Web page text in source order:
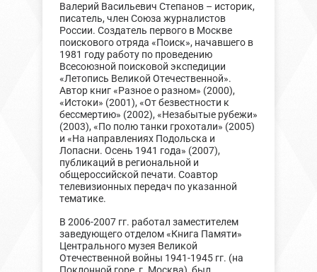
Валерий Васильевич Степанов – историк,
писатель, член Союза журналистов
России. Создатель первого в Москве
поискового отряда «Поиск», начавшего в
1981 году работу по проведению
Всесоюзной поисковой экспедиции
«Летопись Великой Отечественной».
Автор книг «Разное о разном» (2000),
«Истоки» (2001), «От безвестности к
бессмертию» (2002), «Незабытые рубежи»
(2003), «По полю танки грохотали» (2005)
и «На направлениях Подольска и
Лопасни. Осень 1941 года» (2007),
публикаций в региональной и
общероссийской печати. Соавтор
телевизионных передач по указанной
тематике.
В 2006-2007 гг. работал заместителем
заведующего отделом «Книга Памяти»
Центрального музея Великой
Отечественной войны 1941-1945 гг. (на